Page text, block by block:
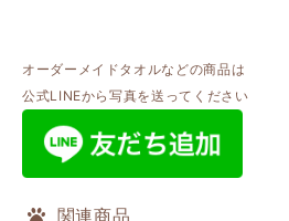
オーダーメイドタオルなどの商品は
公式LINEから写真を送ってください